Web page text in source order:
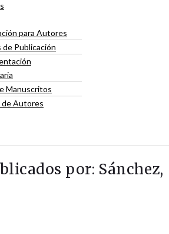
para Autores
de Publicación
Manuscritos
de Autores
por: Sánchez,